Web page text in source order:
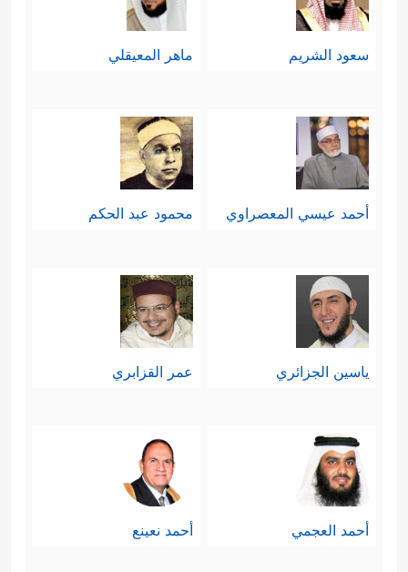
سعود الشريم ماهر المعيقلي
أحمد عيسي المعصراوي محمود عبد الحكم
ياسين الجزائري عمر القزابري
أحمد العجمي أحمد نعينع